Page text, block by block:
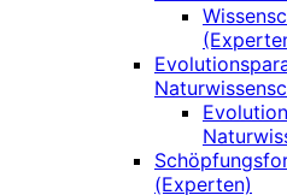
(Experten)